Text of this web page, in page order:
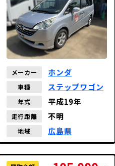
メーカー ホンダ
車種 ステップワゴン
年式 平成19年
走行距離 不明
地域 広島県